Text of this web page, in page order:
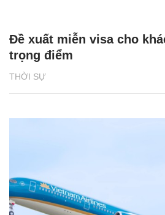
THỜI SỰ
Đề xuất miễn visa cho
trọng điểm